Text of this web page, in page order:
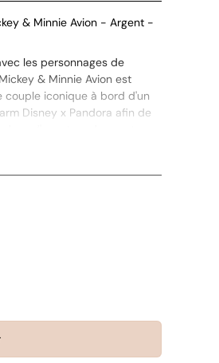
& Minnie Avion - Argent -
les personnages de
& Minnie Avion est
couple iconique à bord d'un
Disney x Pandora afin de